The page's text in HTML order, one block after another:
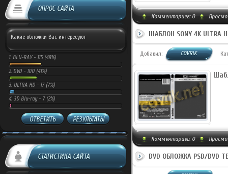
ОПРОС САЙТА
Какие обложки Вас интересуют
1. BLU-RAY - 115 (48%)
2. DVD - 100 (41%)
3. ULTRA HD - 17 (7%)
4. 3D Blu-ray - 7 (2%)
ОТВЕТИТЬ РЕЗУЛЬТАТЫ
СТАТИСТИКА САЙТА
Комментариев: 0
ШАБЛОН SONY 4K ULTRA
Добавил: COVRIK
Комментариев: 0
DVD ОБЛОЖКА PSD/DVD